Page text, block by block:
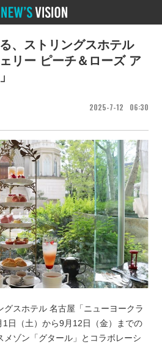
2025 7 12 06 30
、ストリングスホテル
リー ピーチ＆ローズ ア
グスホテル 名古屋「ニューヨークラ
日（土）から9月12日（金）までの
メゾン「グタール」とコラボレーシ